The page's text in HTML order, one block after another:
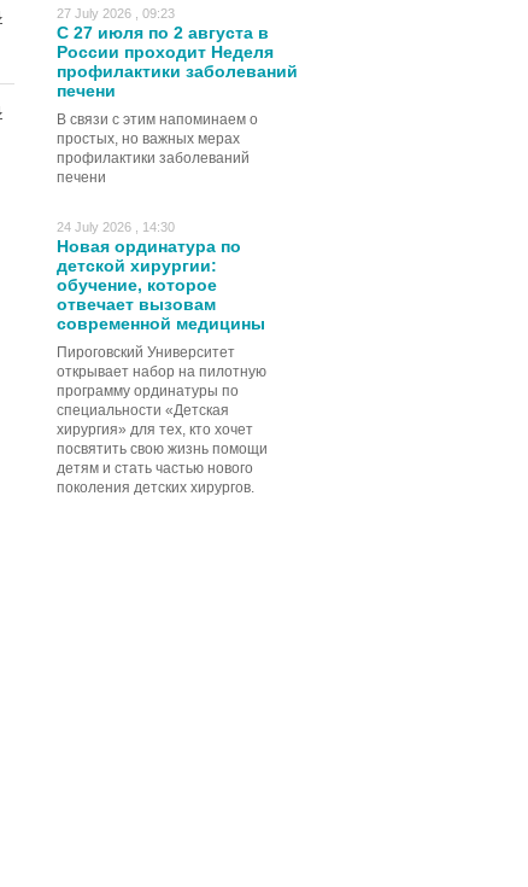
27 July 2026 , 09:23
С 27 июля по 2 августа в
России проходит Неделя
профилактики заболеваний
печени
В связи с этим напоминаем о
простых, но важных мерах
профилактики заболеваний
печени
24 July 2026 , 14:30
Новая ординатура по
детской хирургии:
обучение, которое
отвечает вызовам
современной медицины
Пироговский Университет
открывает набор на пилотную
программу ординатуры по
специальности «Детская
хирургия» для тех, кто хочет
посвятить свою жизнь помощи
детям и стать частью нового
поколения детских хирургов.